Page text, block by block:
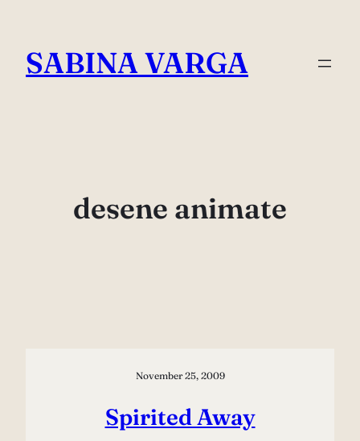
content
SABINA VARGA
desene animate
November 25, 2009
Spirited Away